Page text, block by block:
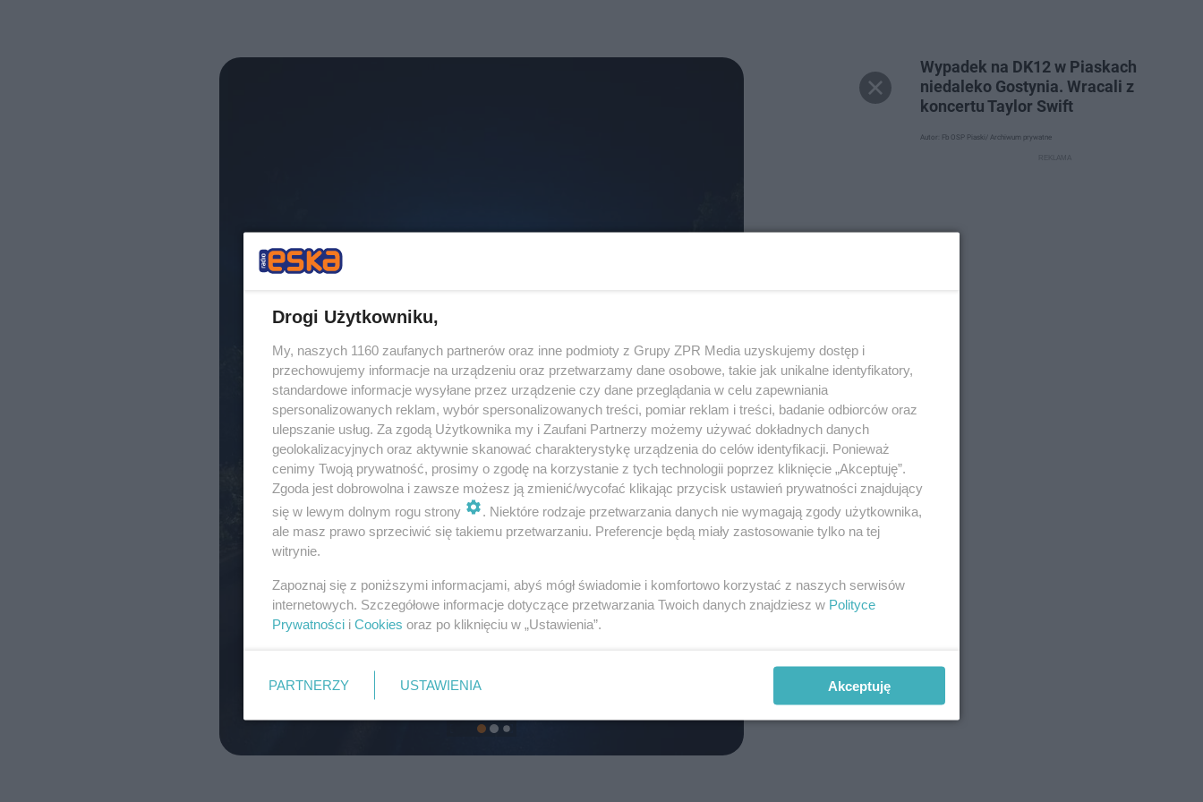
Wypadek na DK12 w Piaskach
niedaleko Gostynia. Wracali z
koncertu Taylor Swift
Autor: Fb OSP Piaski/ Archiwum prywatne
Drogi Użytkowniku,
My, naszych 1160 zaufanych partnerów oraz inne podmioty z Grupy ZPR Media uzyskujemy dostęp i
przechowujemy informacje na urządzeniu oraz przetwarzamy dane osobowe, takie jak unikalne identyfikatory,
standardowe informacje wysyłane przez urządzenie czy dane przeglądania w celu zapewniania
spersonalizowanych reklam, wybór spersonalizowanych treści, pomiar reklam i treści, badanie odbiorców oraz
ulepszanie usług. Za zgodą Użytkownika my i Zaufani Partnerzy możemy używać dokładnych danych
geolokalizacyjnych oraz aktywnie skanować charakterystykę urządzenia do celów identyfikacji. Ponieważ
cenimy Twoją prywatność, prosimy o zgodę na korzystanie z tych technologii poprzez kliknięcie „Akceptuję”.
Zgoda jest dobrowolna i zawsze możesz ją zmienić/wycofać klikając przycisk ustawień prywatności znajdujący
się w lewym dolnym rogu strony
. Niektóre rodzaje przetwarzania danych nie wymagają zgody użytkownika,
ale masz prawo sprzeciwić się takiemu przetwarzaniu. Preferencje będą miały zastosowanie tylko na tej
witrynie.
Zapoznaj się z poniższymi informacjami, abyś mógł świadomie i komfortowo korzystać z naszych serwisów
internetowych. Szczegółowe informacje dotyczące przetwarzania Twoich danych znajdziesz w Polityce
Prywatności i Cookies oraz po kliknięciu w „Ustawienia”.
PARTNERZY USTAWIENIA Akceptuję